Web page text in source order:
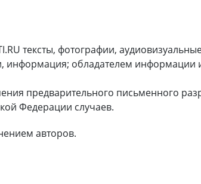
тексты, фотографии,
информация; обладателем
предварительного письменного
Федерации случаев.
авторов.